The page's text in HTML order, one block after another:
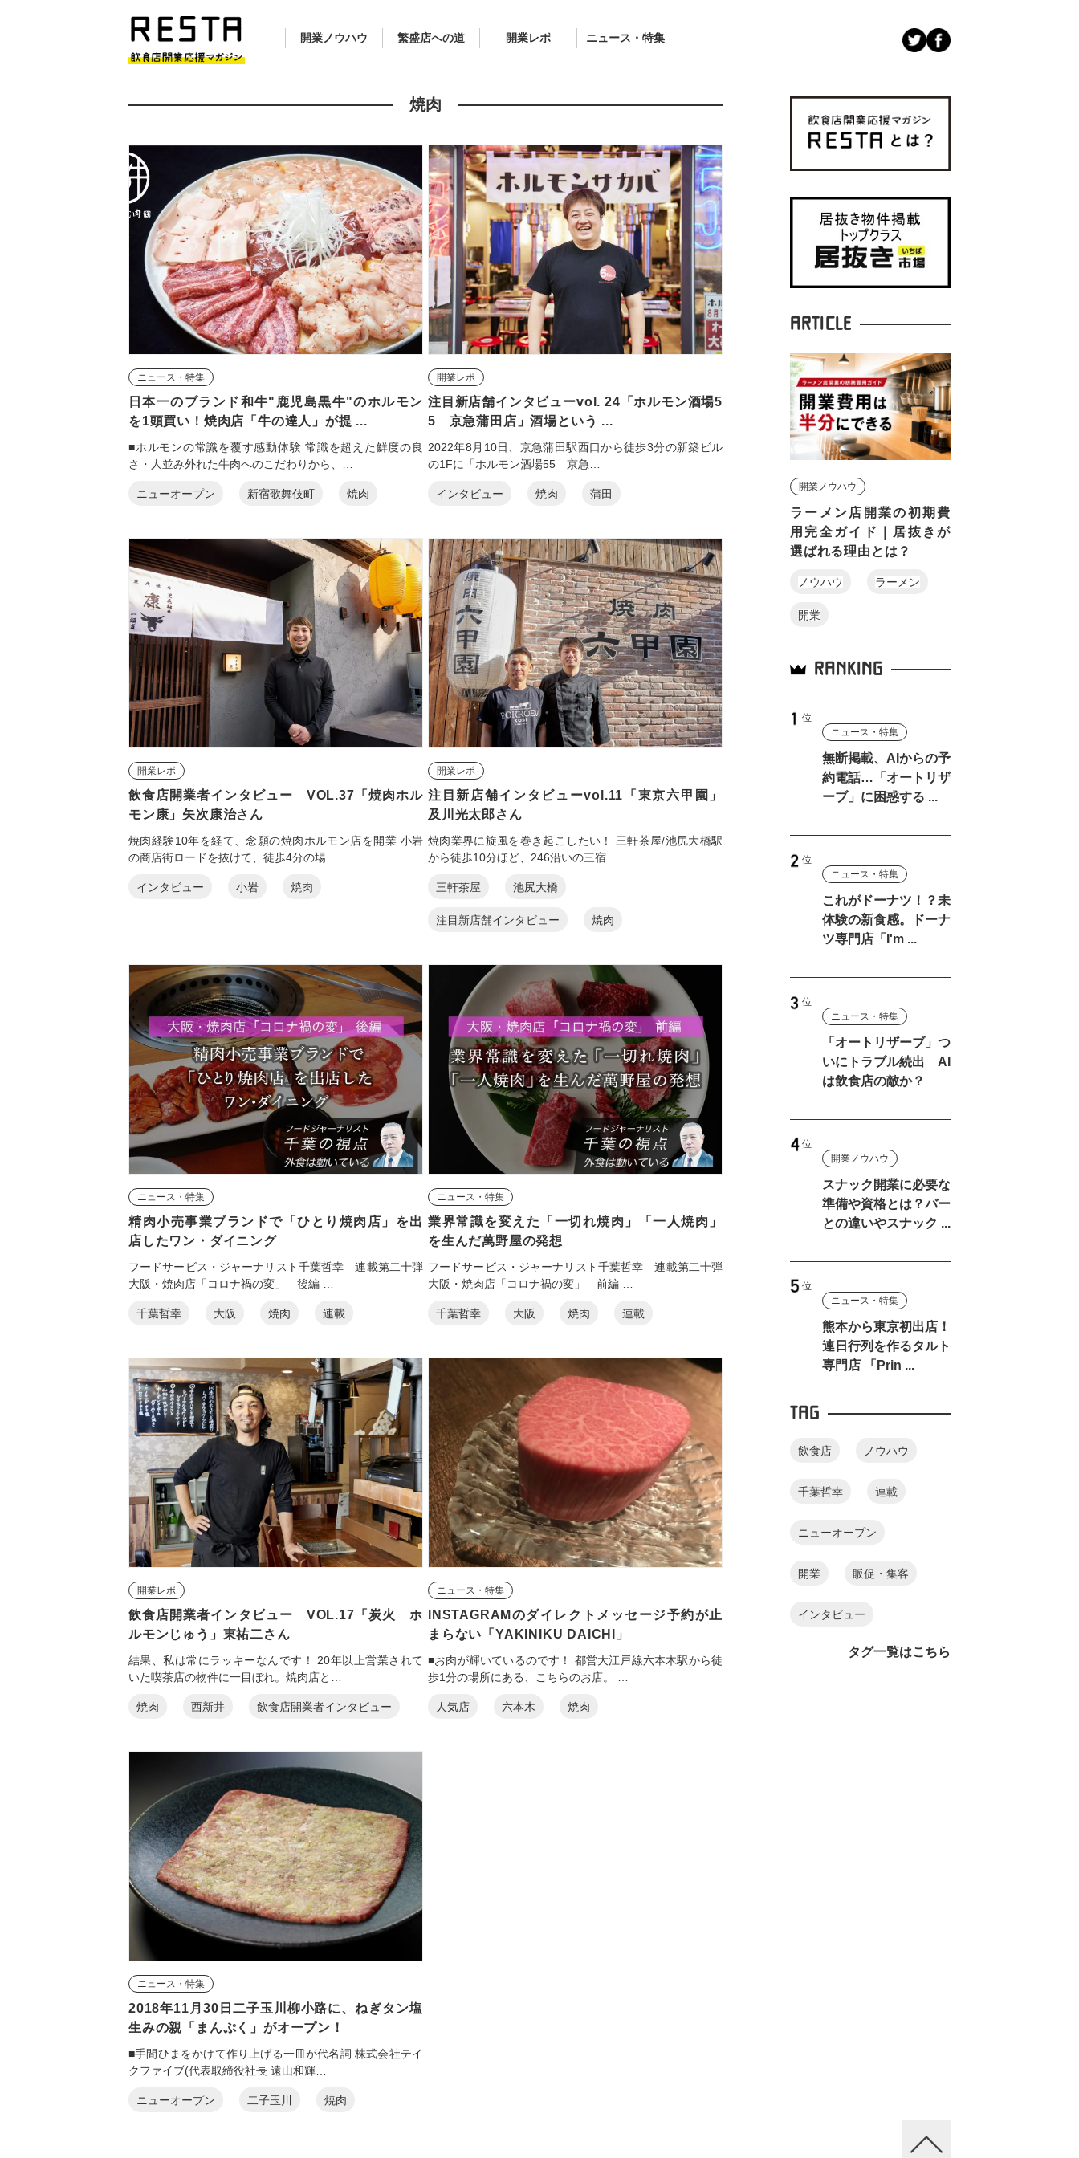
開業ノウハウ 繁盛店への道 開業レポ ニュース・特集
焼肉
ニュース・特集
日本一のブランド和牛"鹿児島黒牛"のホルモン
を1頭買い！焼肉店「牛の達人」が提 ...
■ホルモンの常識を覆す感動体験 常識を超えた鮮度の良
さ・人並み外れた牛肉へのこだわりから、…
ニューオープン 新宿歌舞伎町 焼肉
開業レポ
注目新店舗インタビューvol. 24「ホルモン酒場5
5 京急蒲田店」酒場という ...
2022年8月10日、京急蒲田駅西口から徒歩3分の新築ビル
の1Fに「ホルモン酒場55 京急…
インタビュー 焼肉 蒲田
開業レポ
飲食店開業者インタビュー VOL.37「焼肉ホル
モン康」矢次康治さん
焼肉経験10年を経て、念願の焼肉ホルモン店を開業 小岩
の商店街ロードを抜けて、徒歩4分の場…
インタビュー 小岩 焼肉
開業レポ
注目新店舗インタビューvol.11「東京六甲園」
及川光太郎さん
焼肉業界に旋風を巻き起こしたい！ 三軒茶屋/池尻大橋駅
から徒歩10分ほど、246沿いの三宿…
三軒茶屋 池尻大橋
注目新店舗インタビュー 焼肉
ニュース・特集
精肉小売事業ブランドで「ひとり焼肉店」を出
店したワン・ダイニング
フードサービス・ジャーナリスト千葉哲幸 連載第二十弾
大阪・焼肉店「コロナ禍の変」 後編 …
千葉哲幸 大阪 焼肉 連載
ニュース・特集
業界常識を変えた「一切れ焼肉」「一人焼肉」
を生んだ萬野屋の発想
フードサービス・ジャーナリスト千葉哲幸 連載第二十弾
大阪・焼肉店「コロナ禍の変」 前編 …
千葉哲幸 大阪 焼肉 連載
開業レポ
飲食店開業者インタビュー VOL.17「炭火 ホ
ルモンじゅう」東祐二さん
結果、私は常にラッキーなんです！ 20年以上営業されて
いた喫茶店の物件に一目ぼれ。焼肉店と…
焼肉 西新井 飲食店開業者インタビュー
ニュース・特集
INSTAGRAMのダイレクトメッセージ予約が止
まらない「YAKINIKU DAICHI」
■お肉が輝いているのです！ 都営大江戸線六本木駅から徒
歩1分の場所にある、こちらのお店。 …
人気店 六本木 焼肉
ニュース・特集
2018年11月30日二子玉川柳小路に、ねぎタン塩
生みの親「まんぷく」がオープン！
■手間ひまをかけて作り上げる一皿が代名詞 株式会社テイ
クファイブ(代表取締役社長 遠山和輝…
ニューオープン 二子玉川 焼肉
ARTICLE
開業ノウハウ
ラーメン店開業の初期費
用完全ガイド｜居抜きが
選ばれる理由とは？
ノウハウ ラーメン
開業
RANKING
ニュース・特集
無断掲載、AIからの予
約電話…「オートリザ
ーブ」に困惑する ...
ニュース・特集
これがドーナツ！？未
体験の新食感。ドーナ
ツ専門店「I'm ...
ニュース・特集
「オートリザーブ」つ
いにトラブル続出 AI
は飲食店の敵か？
開業ノウハウ
スナック開業に必要な
準備や資格とは？バー
との違いやスナック ...
ニュース・特集
熊本から東京初出店！
連日行列を作るタルト
専門店 「Prin ...
TAG
飲食店 ノウハウ
千葉哲幸 連載
ニューオープン
開業 販促・集客
インタビュー
タグ一覧はこちら